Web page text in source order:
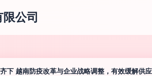
公司
下 越南防疫改革与企业战略调整，有效缓解供